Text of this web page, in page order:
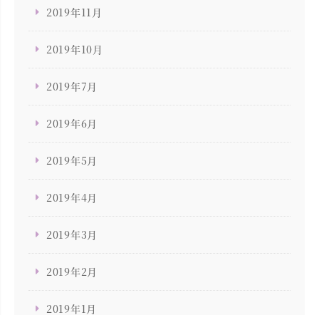
2019年11月
2019年10月
2019年7月
2019年6月
2019年5月
2019年4月
2019年3月
2019年2月
2019年1月